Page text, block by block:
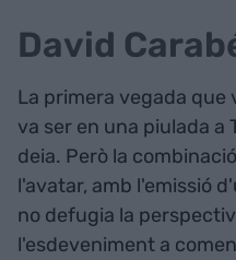
David
La primera vegada que
va ser en una piulada a
deia. Però la
l'avatar, amb l'emissió
no defugia la
l'esdeveniment a